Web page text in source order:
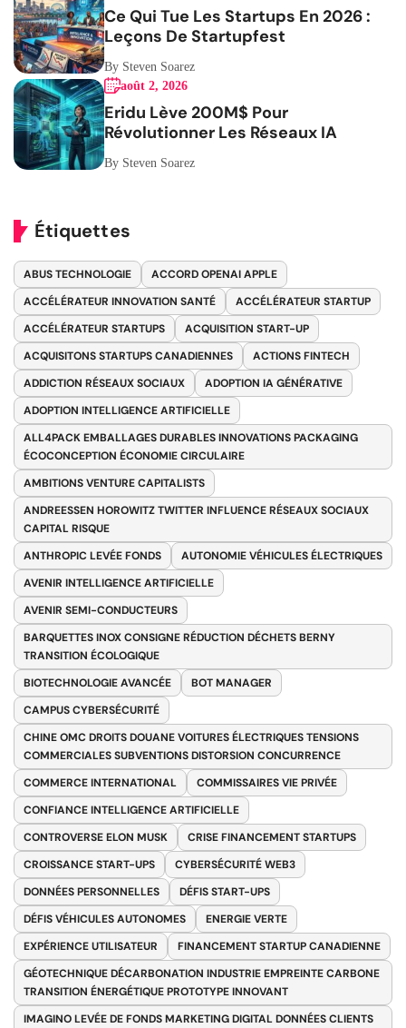
Ce Qui Tue Les Startups En 2026 :
Leçons De Startupfest
By Steven Soarez
août 2, 2026
Eridu Lève 200M$ Pour
Révolutionner Les Réseaux IA
By Steven Soarez
Étiquettes
ABUS TECHNOLOGIE
ACCORD OPENAI APPLE
ACCÉLÉRATEUR INNOVATION SANTÉ
ACCÉLÉRATEUR STARTUP
ACCÉLÉRATEUR STARTUPS
ACQUISITION START-UP
ACQUISITONS STARTUPS CANADIENNES
ACTIONS FINTECH
ADDICTION RÉSEAUX SOCIAUX
ADOPTION IA GÉNÉRATIVE
ADOPTION INTELLIGENCE ARTIFICIELLE
ALL4PACK EMBALLAGES DURABLES INNOVATIONS PACKAGING
ÉCOCONCEPTION ÉCONOMIE CIRCULAIRE
AMBITIONS VENTURE CAPITALISTS
ANDREESSEN HOROWITZ TWITTER INFLUENCE RÉSEAUX SOCIAUX
CAPITAL RISQUE
ANTHROPIC LEVÉE FONDS
AUTONOMIE VÉHICULES ÉLECTRIQUES
AVENIR INTELLIGENCE ARTIFICIELLE
AVENIR SEMI-CONDUCTEURS
BARQUETTES INOX CONSIGNE RÉDUCTION DÉCHETS BERNY
TRANSITION ÉCOLOGIQUE
BIOTECHNOLOGIE AVANCÉE
BOT MANAGER
CAMPUS CYBERSÉCURITÉ
CHINE OMC DROITS DOUANE VOITURES ÉLECTRIQUES TENSIONS
COMMERCIALES SUBVENTIONS DISTORSION CONCURRENCE
COMMERCE INTERNATIONAL
COMMISSAIRES VIE PRIVÉE
CONFIANCE INTELLIGENCE ARTIFICIELLE
CONTROVERSE ELON MUSK
CRISE FINANCEMENT STARTUPS
CROISSANCE START-UPS
CYBERSÉCURITÉ WEB3
DONNÉES PERSONNELLES
DÉFIS START-UPS
DÉFIS VÉHICULES AUTONOMES
ENERGIE VERTE
EXPÉRIENCE UTILISATEUR
FINANCEMENT STARTUP CANADIENNE
GÉOTECHNIQUE DÉCARBONATION INDUSTRIE EMPREINTE CARBONE
TRANSITION ÉNERGÉTIQUE PROTOTYPE INNOVANT
IMAGINO LEVÉE DE FONDS MARKETING DIGITAL DONNÉES CLIENTS